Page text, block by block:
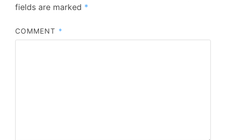
fields are marked *
COMMENT *